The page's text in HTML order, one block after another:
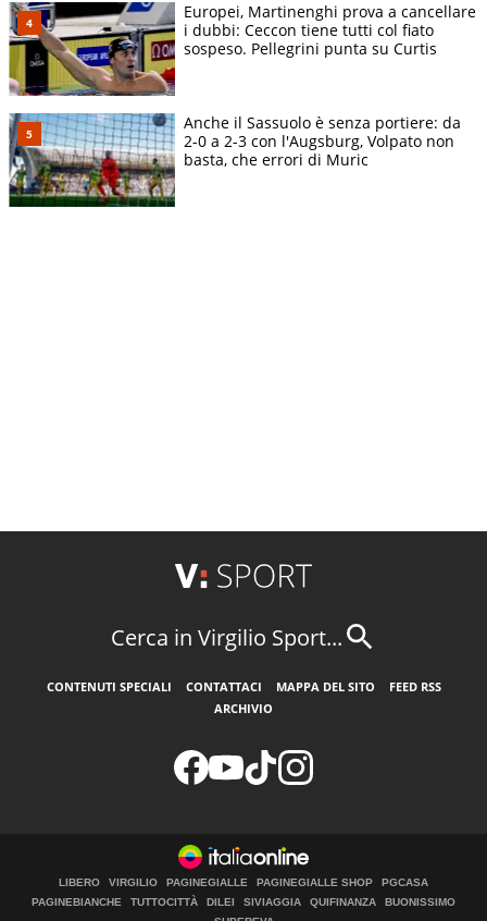
Europei, Martinenghi prova a cancellare
i dubbi: Ceccon tiene tutti col fiato
sospeso. Pellegrini punta su Curtis
Anche il Sassuolo è senza portiere: da
2-0 a 2-3 con l'Augsburg, Volpato non
basta, che errori di Muric
Cerca in Virgilio Sport...
CONTENUTI SPECIALI CONTATTACI MAPPA DEL SITO
FEED RSS
ARCHIVIO
LIBERO VIRGILIO PAGINEGIALLE PAGINEGIALLE SHOP
PGCASA
PAGINEBIANCHE
TUTTOCITTÀ DILEI SIVIAGGIA QUIFINANZA
BUONISSIMO